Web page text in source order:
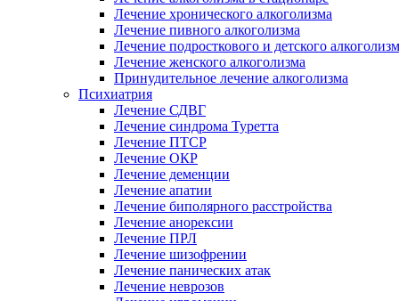
Лечение хронического алкоголизма
Лечение пивного алкоголизма
Лечение подросткового и детского
Лечение женского алкоголизма
Принудительное лечение алкоголизма
Психиатрия
Лечение СДВГ
Лечение синдрома Туретта
Лечение ПТСР
Лечение ОКР
Лечение деменции
Лечение апатии
Лечение биполярного расстройства
Лечение анорексии
Лечение ПРЛ
Лечение шизофрении
Лечение панических атак
Лечение неврозов